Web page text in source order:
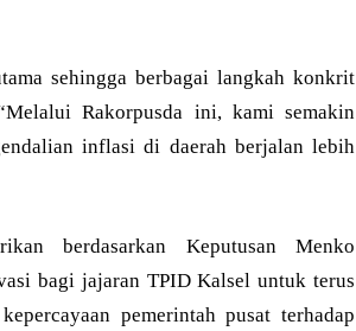
sehingga berbagai langkah konkrit
Rakorpusda ini, kami semakin
inflasi di daerah berjalan lebih
berdasarkan Keputusan Menko
bagi jajaran TPID Kalsel untuk terus
pemerintah pusat terhadap